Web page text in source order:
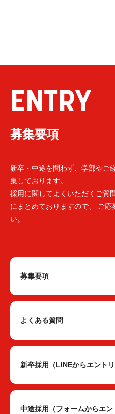
ENTRY
募集要項
新卒・中途を問わず、学部やご
集しております。
採用に関してよくいただくご質
にまとめておりますので、 ご応
い。
募集要項
よくある質問
新卒採用（LINEからエントリ
中途採用（フォームからエン